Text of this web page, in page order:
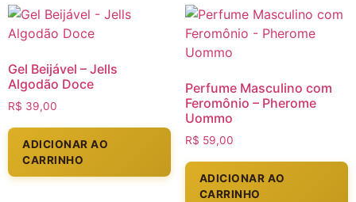
Gel Beijável – Jells
Algodão Doce
R$ 39,00
ADICIONAR AO
CARRINHO
Perfume Masculino com
Feromônio – Pherome
Uommo
R$ 59,00
ADICIONAR AO
CARRINHO